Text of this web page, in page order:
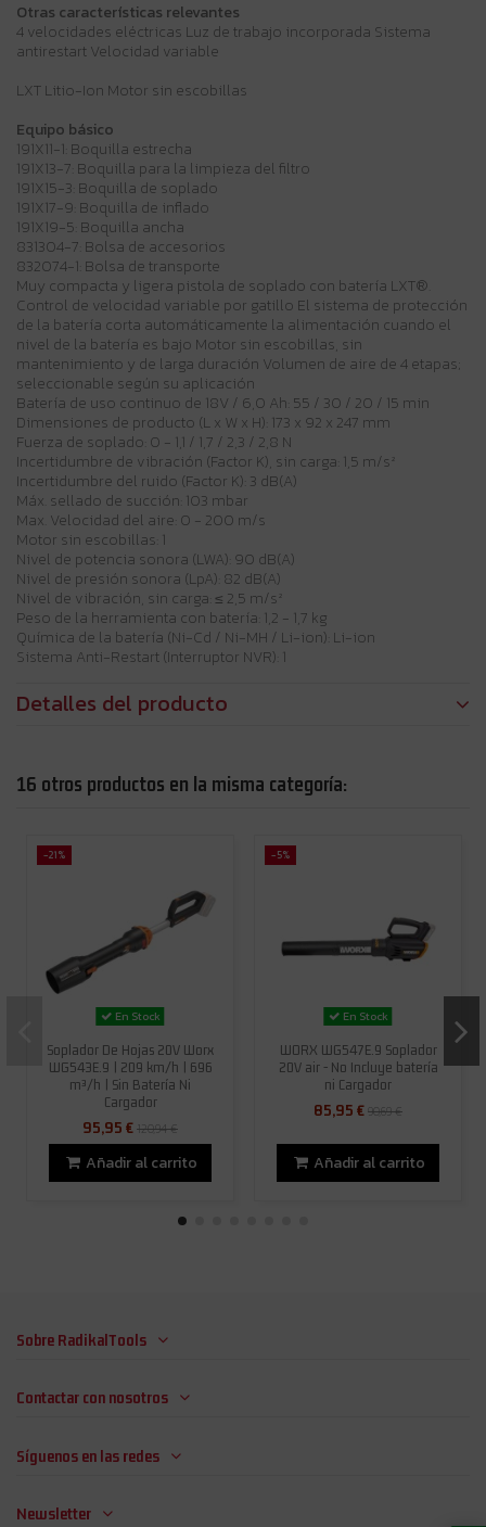
Otras características relevantes
4 velocidades eléctricas Luz de trabajo incorporada Sistema
antirestart Velocidad variable
LXT Litio-Ion Motor sin escobillas
Equipo básico
191X11-1: Boquilla estrecha
191X13-7: Boquilla para la limpieza del filtro
191X15-3: Boquilla de soplado
191X17-9: Boquilla de inflado
191X19-5: Boquilla ancha
831304-7: Bolsa de accesorios
832074-1: Bolsa de transporte
Muy compacta y ligera pistola de soplado con batería LXT®.
Control de velocidad variable por gatillo El sistema de protección
de la batería corta automáticamente la alimentación cuando el
nivel de la batería es bajo Motor sin escobillas, sin
mantenimiento y de larga duración Volumen de aire de 4 etapas;
seleccionable según su aplicación
Batería de uso continuo de 18V / 6,0 Ah: 55 / 30 / 20 / 15 min
Dimensiones de producto (L x W x H): 173 x 92 x 247 mm
Fuerza de soplado: 0 - 1,1 / 1,7 / 2,3 / 2,8 N
Incertidumbre de vibración (Factor K), sin carga: 1,5 m/s²
Incertidumbre del ruido (Factor K): 3 dB(A)
Máx. sellado de succión: 103 mbar
Max. Velocidad del aire: 0 - 200 m/s
Motor sin escobillas: 1
Nivel de potencia sonora (LWA): 90 dB(A)
Nivel de presión sonora (LpA): 82 dB(A)
Nivel de vibración, sin carga: ≤ 2,5 m/s²
Peso de la herramienta con batería: 1,2 - 1,7 kg
Química de la batería (Ni-Cd / Ni-MH / Li-ion): Li-ion
Sistema Anti-Restart (Interruptor NVR): 1
Detalles del producto
16 otros productos en la misma categoría:
-21%
En Stock
Soplador De Hojas 20V Worx
WG543E.9 | 209 km/h | 696
m³/h | Sin Batería Ni
Cargador
95,95 €120,94 €
Añadir al carrito
-5%
En Stock
WORX WG547E.9 Soplador
20V air - No Incluye batería
ni Cargador
85,95 €90,69 €
Añadir al carrito
Sobre RadikalTools
Contactar con nosotros
Síguenos en las redes
Newsletter